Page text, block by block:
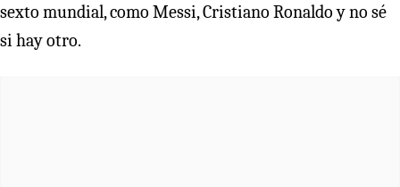
sexto mundial, como Messi, Cristiano Ronaldo y no sé
si hay otro.